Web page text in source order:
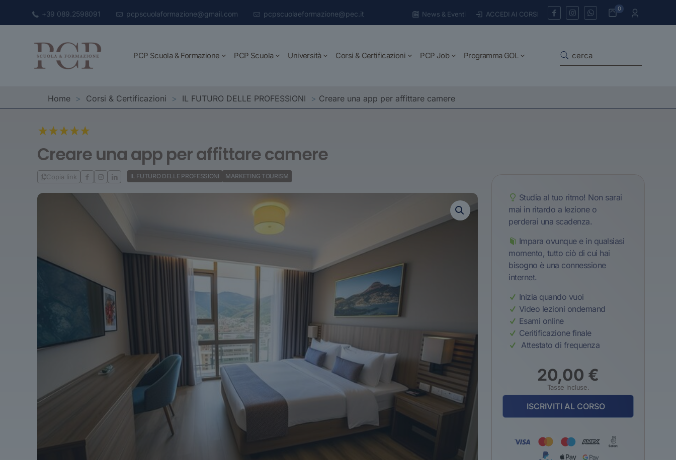
+39 089.2598091 pcpscuolaformazione@gmail.com pcpscuolaeformazione@pec.it News & Eventi ACCEDI AI CORSI
0
PCP Scuola & Formazione PCP Scuola Università Corsi & Certificazioni PCP Job Programma GOL
Home > Corsi & Certificazioni > IL FUTURO DELLE PROFESSIONI > Creare una app per affittare camere
Creare una app per affittare camere
Copia link IL FUTURO DELLE PROFESSIONI MARKETING TOURISM
Studia al tuo ritmo! Non sarai
mai in ritardo a lezione o
perderai una scadenza.
Impara ovunque e in qualsiasi
momento, tutto ciò di cui hai
bisogno è una connessione
internet.
Inizia quando vuoi
Video lezioni ondemand
Esami online
Ceritificazione finale
Attestato di frequenza
20,00 €
Tasse incluse.
ISCRIVITI AL CORSO